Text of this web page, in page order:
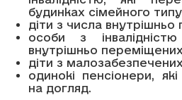
будинках сімейного
діти з числа внутрішньо
особи з
внутрішньо переміщених
діти з
одинокі пенсіонери,
на догляд.